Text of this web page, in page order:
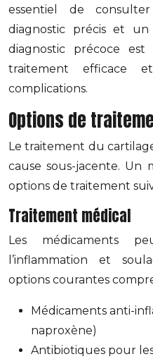
essentiel de
diagnostic précis et
diagnostic précoce
traitement efficace
complications.
Options de
Le traitement du
cause sous-jacente. Un
options de traitement
Traitement médical
Les médicaments
l’inflammation et
options courantes
Médicaments anti-
naproxène)
Antibiotiques pour